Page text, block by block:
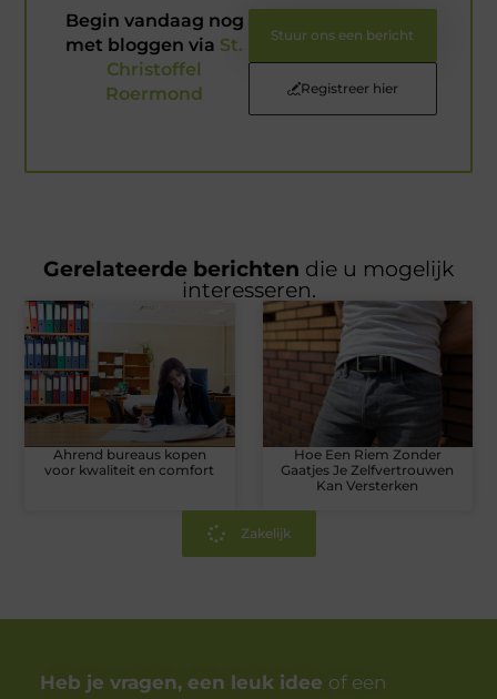
Begin vandaag nog
met bloggen via St.
Christoffel
Roermond
Stuur ons een bericht
Registreer hier
Gerelateerde berichten die u mogelijk
interesseren.
Ahrend bureaus kopen
voor kwaliteit en comfort
Hoe Een Riem Zonder
Gaatjes Je Zelfvertrouwen
Kan Versterken
Zakelijk
Heb je vragen, een leuk idee of een